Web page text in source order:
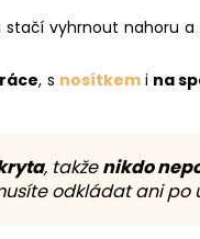
stačí vyhrnout nahoru
, s nosítkemi na
, takženikdo
odkládat ani po